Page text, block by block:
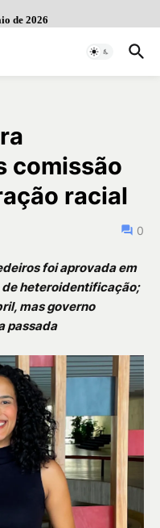
de 2026
comissão
racial
0
foi aprovada em
de heteroidentificação;
mas governo
passada